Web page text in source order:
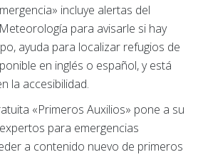
incluye alertas del
para avisarle si hay
ayuda para localizar refugios de
en inglés o español, y está
la accesibilidad.
«Primeros Auxilios» pone a su
para emergencias
a contenido nuevo de primeros